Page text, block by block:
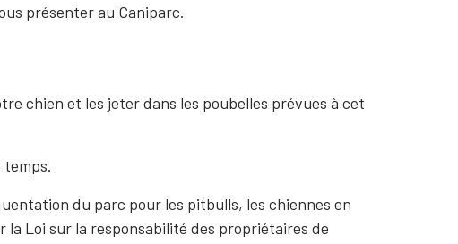
présenter au Caniparc.
chien et les jeter dans les poubelles prévues à cet
du parc pour les pitbulls, les chiennes en
la Loi sur la responsabilité des propriétaires de